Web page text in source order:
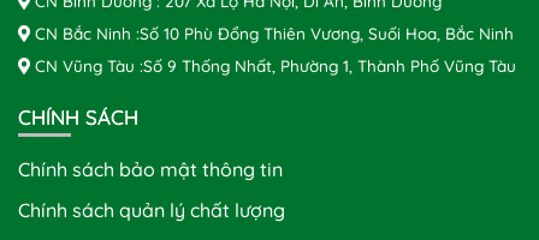
CN Bắc Ninh :Số 10 Phù Đổng Thiên Vương, Suối Hoa, Bắc Ninh
CN Vũng Tàu :Số 9 Thống Nhất, Phường 1, Thành Phố Vũng Tàu
CHÍNH SÁCH
Chính sách bảo mật thông tin
Chính sách quản lý chất lượng